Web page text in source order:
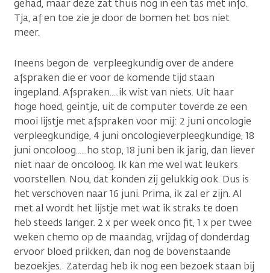
gehad, maar deze zat thuis nog in een tas met info.
Tja, af en toe zie je door de bomen het bos niet
meer.
Ineens begon de verpleegkundig over de andere
afspraken die er voor de komende tijd staan
ingepland. Afspraken.....ik wist van niets. Uit haar
hoge hoed, geintje, uit de computer toverde ze een
mooi lijstje met afspraken voor mij: 2 juni oncologie
verpleegkundige, 4 juni oncologieverpleegkundige, 18
juni oncoloog......ho stop, 18 juni ben ik jarig, dan liever
niet naar de oncoloog. Ik kan me wel wat leukers
voorstellen. Nou, dat konden zij gelukkig ook. Dus is
het verschoven naar 16 juni. Prima, ik zal er zijn. Al
met al wordt het lijstje met wat ik straks te doen
heb steeds langer. 2 x per week onco fit, 1 x per twee
weken chemo op de maandag, vrijdag of donderdag
ervoor bloed prikken, dan nog de bovenstaande
bezoekjes. Zaterdag heb ik nog een bezoek staan bij